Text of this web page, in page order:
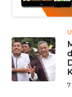
7
SERBA-
SERBI
OPINI
Informasi